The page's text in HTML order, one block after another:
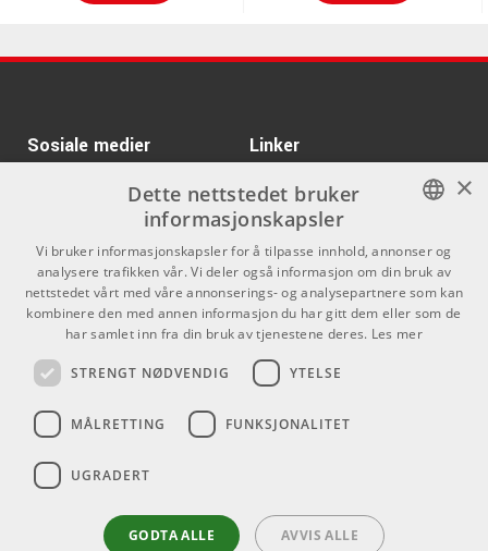
Sosiale medier Linker
Om Oss
Kontakt oss
Kjøpsvilkår
Butikken
Varemerker
0555 Oslo
NORWEGIAN
×
Dette nettstedet bruker
informasjonskapsler
Vi bruker informasjonskapsler for å tilpasse innhold, annonser og
analysere trafikken vår. Vi deler også informasjon om din bruk av
nettstedet vårt med våre annonserings- og analysepartnere som kan
kombinere den med annen informasjon du har gitt dem eller som de
har samlet inn fra din bruk av tjenestene deres. Les mer
STRENGT NØDVENDIG YTELSE
MÅLRETTING FUNKSJONALITET
UGRADERT
GODTA ALLE AVVIS ALLE